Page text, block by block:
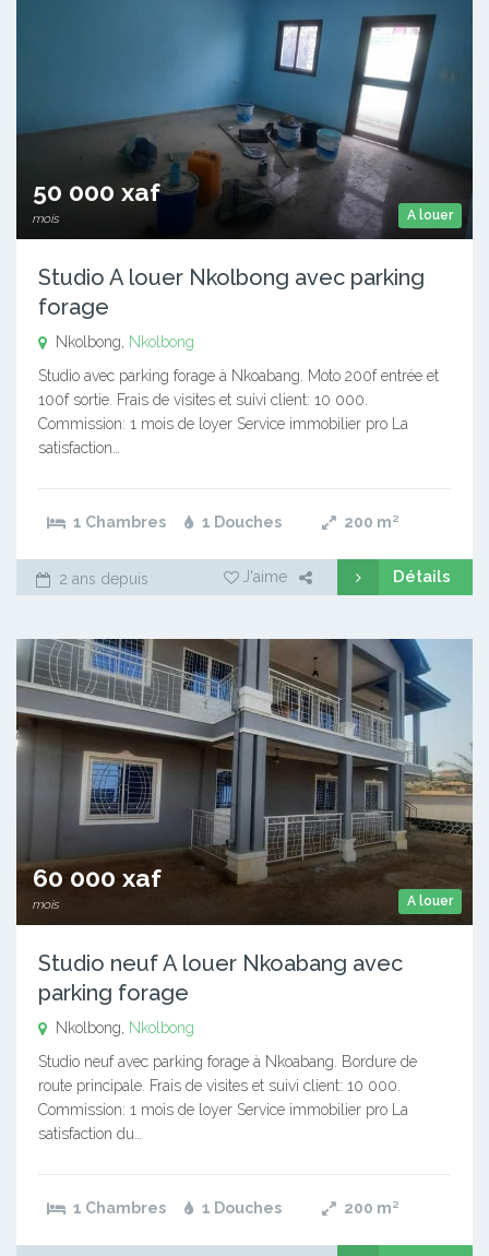
A louer
50 000 xaf
mois
Studio A louer Nkolbong avec parking
forage
Nkolbong,
Nkolbong
Studio avec parking forage à Nkoabang. Moto 200f entrée et
100f sortie. Frais de visites et suivi client: 10 000.
Commission: 1 mois de loyer Service immobilier pro La
satisfaction…
1 Chambres 1 Douches 200 m²
2 ans depuis J'aime Détails
A louer
60 000 xaf
mois
Studio neuf A louer Nkoabang avec
parking forage
Nkolbong,
Nkolbong
Studio neuf avec parking forage à Nkoabang. Bordure de
route principale. Frais de visites et suivi client: 10 000.
Commission: 1 mois de loyer Service immobilier pro La
satisfaction du…
1 Chambres 1 Douches 200 m²